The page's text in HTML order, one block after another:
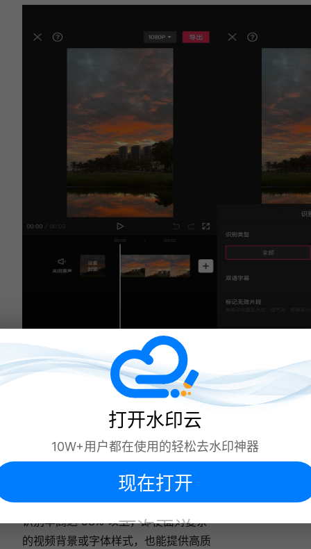
Zubtitle 是一款基于 AI 的在线视频编辑
工具，其核心优势在于能够自动化为视
频生成字幕或标题，并且支持个性化定
制 。它采用先进的光学字符识别
（OCR）技术，对于标准字体和背景，
识别率高达 98% 以上，即使面对复杂
的视频背景或字体样式，也能提供高质
打开水印云
10W+用户都在使用的轻松去水印神器
现在打开
下次再说